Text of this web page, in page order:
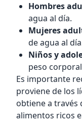
Hombres
agua al día.
Mujeres
de agua al
Niños y
peso
Es importante
proviene de los
obtiene a través
alimentos ricos